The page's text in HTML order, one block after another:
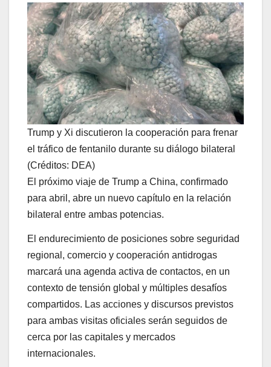
Trump y Xi discutieron la cooperación para frenar
el tráfico de fentanilo durante su diálogo bilateral
(Créditos: DEA)
El próximo viaje de Trump a China, confirmado
para abril, abre un nuevo capítulo en la relación
bilateral entre ambas potencias.
El endurecimiento de posiciones sobre seguridad
regional, comercio y cooperación antidrogas
marcará una agenda activa de contactos, en un
contexto de tensión global y múltiples desafíos
compartidos. Las acciones y discursos previstos
para ambas visitas oficiales serán seguidos de
cerca por las capitales y mercados
internacionales.